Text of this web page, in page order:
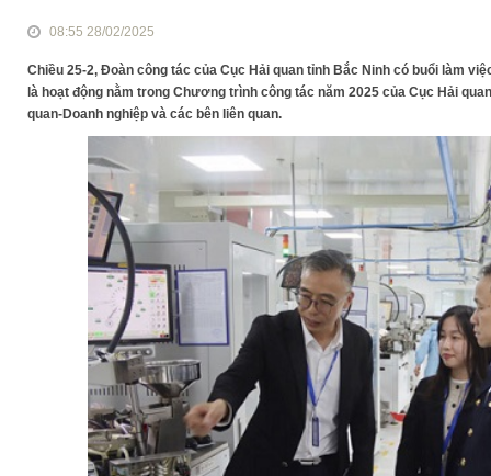
08:55 28/02/2025
Chiều 25-2, Đoàn công tác của Cục Hải quan tỉnh Bắc Ninh có buổi làm
là hoạt động nằm trong Chương trình công tác năm 2025 của Cục Hải
quan-Doanh nghiệp và các bên liên quan.